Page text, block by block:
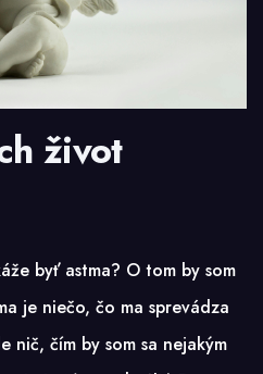
život
byť astma? O tom by som
je niečo, čo ma sprevádza
čím by som sa nejakým